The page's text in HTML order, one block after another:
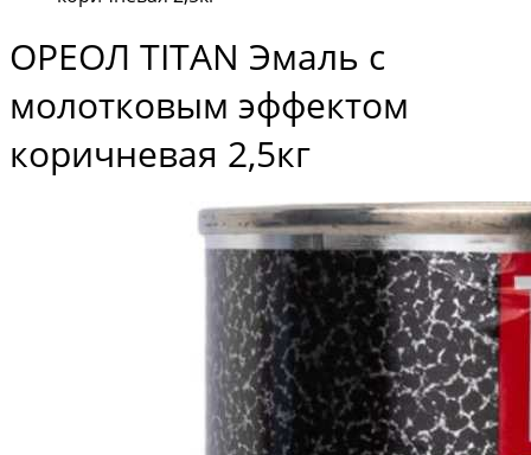
ОРЕОЛ TITAN Эмаль с
молотковым эффектом
коричневая 2,5кг